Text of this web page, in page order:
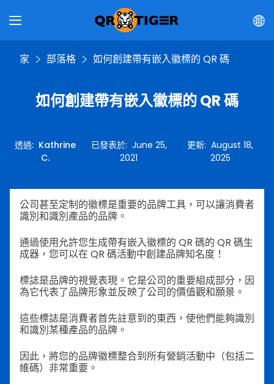
家 部落格 如何創建帶有嵌入徽標的 QR 碼
如何創建帶有嵌入徽標的 QR 碼
透過: Kathrine
C.
已發表於: June 25,
2021
更新:August 18,
2025
公司甚至定制的徽標是重要的品牌工具，可以讓消費者
識別和識別產品的品牌。
通過使用允許您生成帶有嵌入徽標的 QR 碼的 QR 碼生
成器，您可以在 QR 碼活動中創建品牌知名度！
標誌是品牌的視覺表現。它是公司的重要組成部分，因
為它代表了品牌形象並反映了公司的價值觀和願景。
這些標誌是消費者首先註意到的東西，使他們能夠識別
和識別某種產品的品牌。
因此，將您的品牌徽標整合到所有營銷活動中（包括二
維碼）非常重要。